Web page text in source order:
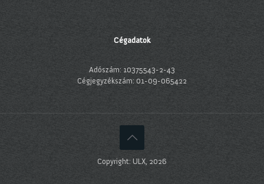
Cégadatok
Adószám: 10375543-2-43
Cégjegyzékszám: 01-09-065422
Copyright: ULX, 2026